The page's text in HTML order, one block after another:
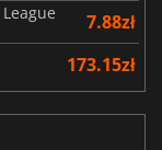
7.88zł
173.15zł